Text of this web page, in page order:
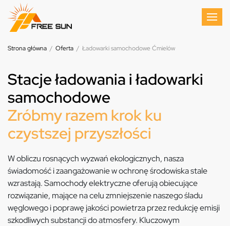
Strona główna / Oferta / Ładowarki samochodowe Ćmielów
Stacje ładowania i ładowarki
samochodowe
Zróbmy razem krok ku
czystszej przyszłości
W obliczu rosnących wyzwań ekologicznych, nasza
świadomość i zaangażowanie w ochronę środowiska stale
wzrastają. Samochody elektryczne oferują obiecujące
rozwiązanie, mające na celu zmniejszenie naszego śladu
węglowego i poprawę jakości powietrza przez redukcję emisji
szkodliwych substancji do atmosfery. Kluczowym